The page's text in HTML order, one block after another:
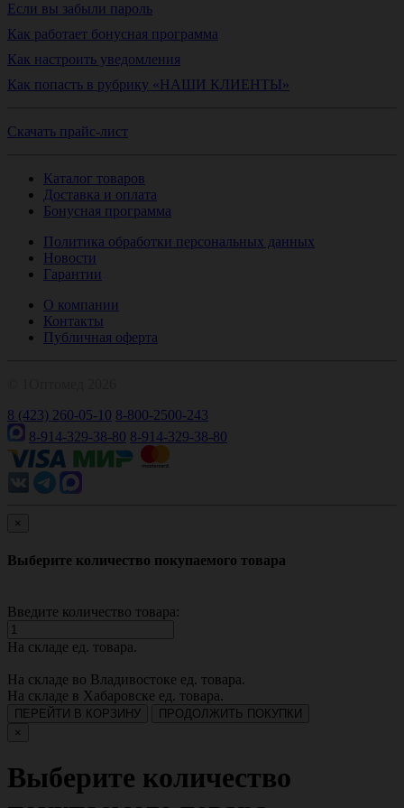
Если вы забыли пароль
Как работает бонусная программа
Как настроить уведомления
Как попасть в рубрику «НАШИ КЛИЕНТЫ»
Скачать прайс-лист
Каталог товаров
Доставка и оплата
Бонусная программа
Политика обработки персональных данных
Новости
Гарантии
О компании
Контакты
Публичная оферта
8 (423) 260-05-10 8-800-2500-243
8-914-329-38-80 8-914-329-38-80
×
Выберите количество покупаемого товара
Введите количество товара:
На складе ед. товара.
На складе во Владивостоке ед. товара.
На складе в Хабаровске ед. товара.
ПЕРЕЙТИ В КОРЗИНУ
ПРОДОЛЖИТЬ ПОКУПКИ
×
Выберите количество